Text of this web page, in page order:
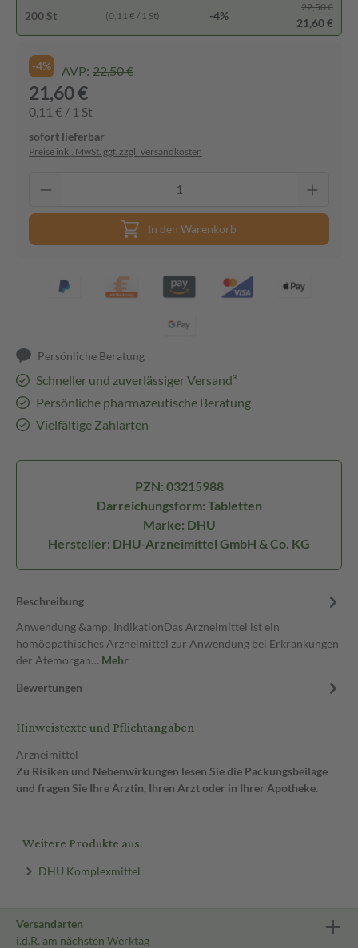
200 St (0,11 € / 1 St) -4%
22,50 €
21,60 €
-4% AVP: 22,50 €
21,60 €
0,11 € / 1 St
sofort lieferbar
Preise inkl. MwSt. ggf. zzgl. Versandkosten
In den Warenkorb
Persönliche Beratung
Schneller und zuverlässiger Versand³
Persönliche pharmazeutische Beratung
Vielfältige Zahlarten
PZN: 03215988
Darreichungsform: Tabletten
Marke: DHU
Hersteller: DHU-Arzneimittel GmbH & Co. KG
Beschreibung
Anwendung &amp; IndikationDas Arzneimittel ist ein
homöopathisches Arzneimittel zur Anwendung bei Erkrankungen
der Atemorgan… Mehr
Bewertungen
Hinweistexte und Pflichtangaben
Arzneimittel
Zu Risiken und Nebenwirkungen lesen Sie die Packungsbeilage
und fragen Sie Ihre Ärztin, Ihren Arzt oder in Ihrer Apotheke.
Weitere Produkte aus:
DHU Komplexmittel
Versandarten
i.d.R. am nächsten Werktag